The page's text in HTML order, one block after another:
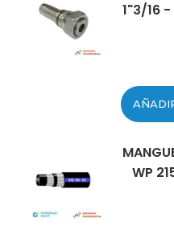
1"3/16
WP